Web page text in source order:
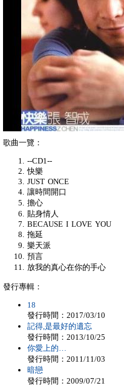
歌曲一覽：
--CD1--
快樂
JUST ONCE
讓時間開口
擔心
貼身情人
BECAUSE I LOVE YOU
拖延
樂天派
預言
放我的真心在你的手心
發行專輯：
18
發行時間：2017/03/10
記得,是最好的遺忘
發行時間：2013/10/25
你愛上的…
發行時間：2011/11/03
暗戀
發行時間：2009/07/21